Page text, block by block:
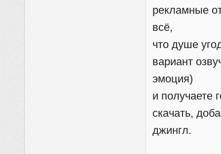
рекламные
всё,
что душе
вариант
эмоция)
и получаете
скачать,
джингл.